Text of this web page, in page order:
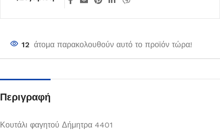
12 άτομα παρακολουθούν αυτό το προϊόν τώρα!
Περιγραφή
Κουτάλι φαγητού Δήμητρα 4401